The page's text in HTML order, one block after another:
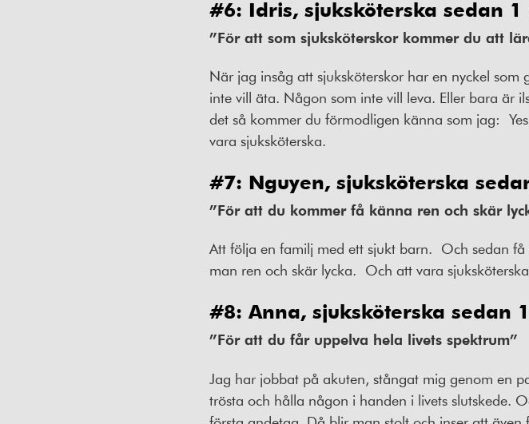
#6: Idris, sjuksköterska sedan 1
”För att som sjuksköterskor kommer du att
När jag insåg att sjuksköterskor har en nyckel
inte vill äta. Någon som inte vill leva. Eller bara är
det så kommer du förmodligen känna som jag:
vara sjuksköterska.
#7: Nguyen, sjuksköterska
”För att du kommer få känna ren och skär
Att följa en familj med ett sjukt barn. Och sedan
man ren och skär lycka. Och att vara
#8: Anna, sjuksköterska sedan
”För att du får uppelva hela livets spektrum”
Jag har jobbat på akuten, stångat mig genom en
trösta och hålla någon i handen i livets slutskede.